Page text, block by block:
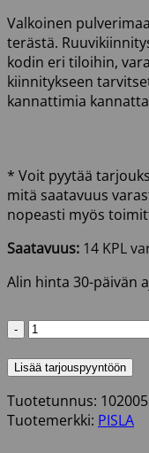
Valkoinen
terästä.
kodin eri tiloihin,
kiinnitykseen
kannattimia
* Voit pyytää
mitä saatavuus
nopeasti myös
Saatavuus: 14 KPL
Alin hinta 30-päivän
HYLLYNKANNATIN
150X200MM
määrä
Lisää tarjouspyyntöön
Tuotetunnus:
Tuotemerkki: PISLA